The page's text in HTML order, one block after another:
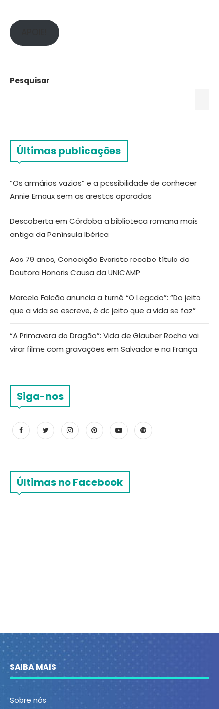
Pesquisar
Últimas publicações
“Os armários vazios” e a possibilidade de conhecer
Annie Ernaux sem as arestas aparadas
Descoberta em Córdoba a biblioteca romana mais
antiga da Península Ibérica
Aos 79 anos, Conceição Evaristo recebe título de
Doutora Honoris Causa da UNICAMP
Marcelo Falcão anuncia a turnê “O Legado”: “Do jeito
que a vida se escreve, é do jeito que a vida se faz”
“A Primavera do Dragão”: Vida de Glauber Rocha vai
virar filme com gravações em Salvador e na França
Siga-nos
Últimas no Facebook
SAIBA MAIS
Sobre nós